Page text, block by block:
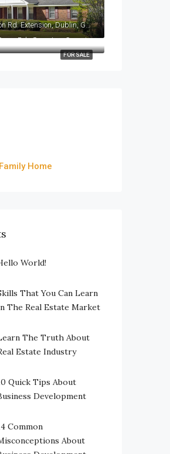
613 Old Macon Rd. Extension, Dublin, GA 31021, Dublin, Georgia
FOR SALE
Rd., Soperton, Georgia
Home
World!
That You Can Learn
The Real Estate Market
The Truth About
Estate Industry
Quick Tips About
Development
Common
About